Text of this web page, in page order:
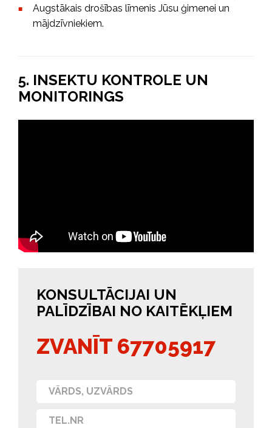
Augstākais drošības līmenis Jūsu ģimenei un
mājdzīvniekiem.
5. INSEKTU KONTROLE UN
MONITORINGS
KONSULTĀCIJAI UN
PALĪDZĪBAI NO KAITĒKĻIEM
ZVANĪT 67705917